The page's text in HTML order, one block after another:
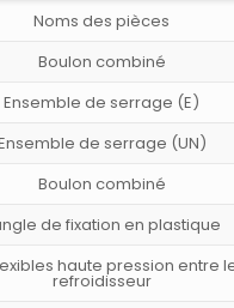
Noms des pièces
Boulon combiné
Ensemble de serrage (E)
de serrage (UN)
Boulon combiné
de fixation en plastique
haute pression entre
refroidisseur